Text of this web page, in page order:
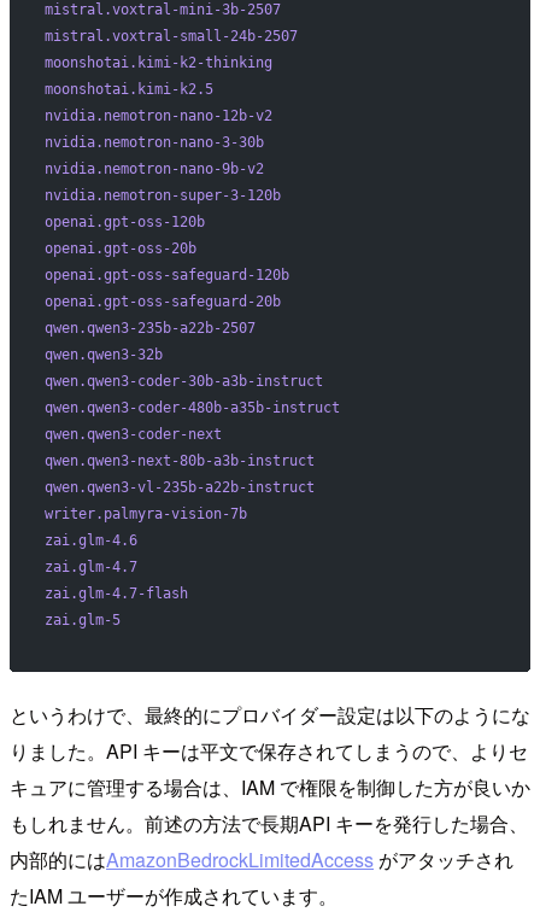
mistral.voxtral-mini-3b-2507
mistral.voxtral-small-24b-2507
moonshotai.kimi-k2-thinking
moonshotai.kimi-k2.5
nvidia.nemotron-nano-12b-v2
nvidia.nemotron-nano-3-30b
nvidia.nemotron-nano-9b-v2
nvidia.nemotron-super-3-120b
openai.gpt-oss-120b
openai.gpt-oss-20b
openai.gpt-oss-safeguard-120b
openai.gpt-oss-safeguard-20b
qwen.qwen3-235b-a22b-2507
qwen.qwen3-32b
qwen.qwen3-coder-30b-a3b-instruct
qwen.qwen3-coder-480b-a35b-instruct
qwen.qwen3-coder-next
qwen.qwen3-next-80b-a3b-instruct
qwen.qwen3-vl-235b-a22b-instruct
writer.palmyra-vision-7b
zai.glm-4.6
zai.glm-4.7
zai.glm-4.7-flash
zai.glm-5
というわけで、最終的にプロバイダー設定は以下のようにな
りました。API キーは平文で保存されてしまうので、よりセ
キュアに管理する場合は、IAM で権限を制御した方が良いか
もしれません。前述の方法で長期API キーを発行した場合、
内部的にはAmazonBedrockLimitedAccess がアタッチされ
たIAM ユーザーが作成されています。